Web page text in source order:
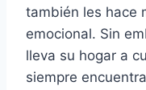
también les hace
emocional. Sin
lleva su hogar a
siempre